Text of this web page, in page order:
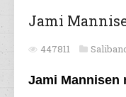
Jami
447811
Jami Mannisen